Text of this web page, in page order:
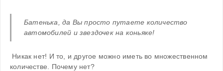
Батенька, да Вы просто путаете количество
автомобилей и звездочек на коньяке!
количестве. Почему нет?